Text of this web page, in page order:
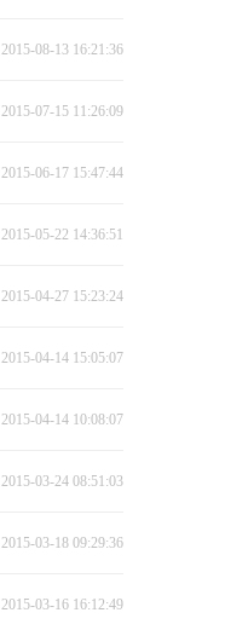
2015-08-13 16:21:36
2015-07-15 11:26:09
2015-06-17 15:47:44
2015-05-22 14:36:51
2015-04-27 15:23:24
2015-04-14 15:05:07
2015-04-14 10:08:07
2015-03-24 08:51:03
2015-03-18 09:29:36
2015-03-16 16:12:49